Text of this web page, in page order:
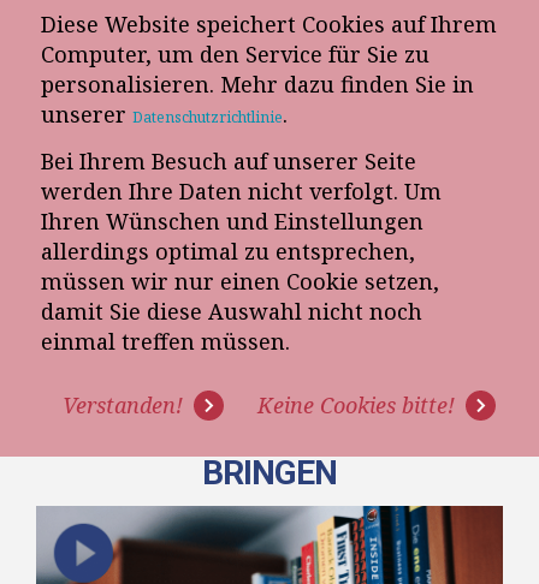
Diese Website speichert Cookies auf Ihrem
Computer, um den Service für Sie zu
personalisieren. Mehr dazu finden Sie in
unserer Datenschutzrichtlinie.
Bei Ihrem Besuch auf unserer Seite
werden Ihre Daten nicht verfolgt. Um
Ihren Wünschen und Einstellungen
allerdings optimal zu entsprechen,
müssen wir nur einen Cookie setzen,
damit Sie diese Auswahl nicht noch
einmal treffen müssen.
Verstanden! Keine Cookies bitte!
E-Mail-Newsletter
Telefon-Termin
[VIDEO]: WARUM
VERKÄUFERTRAININGS IM
MÖBELHANDEL NICHTS
BRINGEN